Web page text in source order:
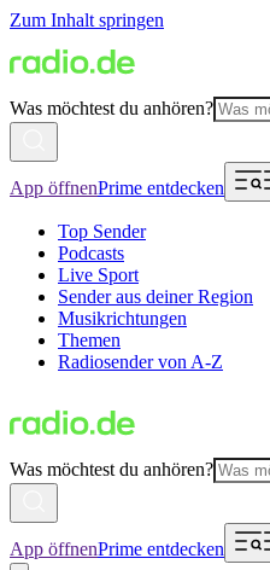
Zum Inhalt springen
Was möchtest du anhören?
App öffnenPrime entdecken
Top Sender
Podcasts
Live Sport
Sender aus deiner Region
Musikrichtungen
Themen
Radiosender von A-Z
Was möchtest du anhören?
App öffnenPrime entdecken